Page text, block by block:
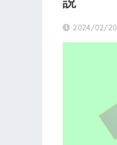
2024/02/20